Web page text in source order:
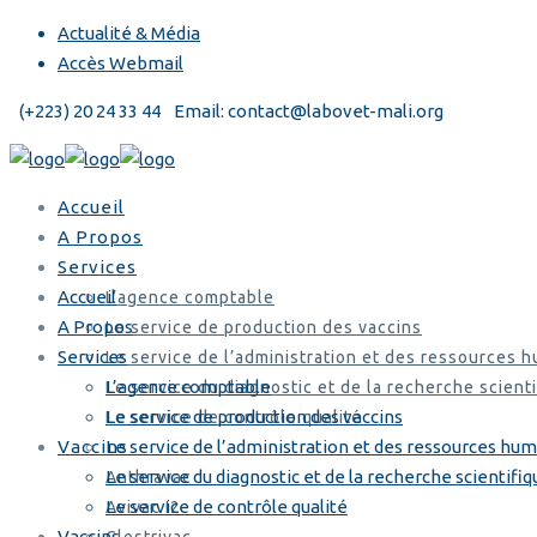
Actualité & Média
Accès Webmail
(+223) 20 24 33 44 Email: contact@labovet-mali.org
Accueil
A Propos
Services
L’agence comptable
Le service de production des vaccins
Le service de l’administration et des ressources
Le service du diagnostic et de la recherche
Le service de contrôle qualité
Vaccins
Anthravac
Avivac I2
Accueil
A Propos
Services
L’agence comptable
Le service de production des vaccins
Le service de l’administration et des ressources
Le service du diagnostic et de la recherche
Le service de contrôle qualité